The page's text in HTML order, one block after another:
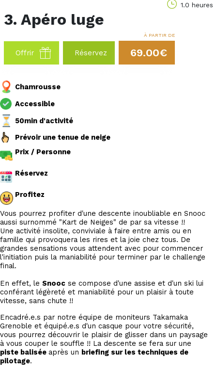
1.0 heures
3. Apéro luge
Offrir Réservez
À PARTIR DE
69.00€
Chamrousse
Accessible
50min d'activité
Prévoir une tenue de neige
Prix / Personne
Réservez
Profitez
Vous pourrez profiter d'une descente inoubliable en Snooc
aussi surnommé "Kart de Neiges" de par sa vitesse !!
Une activité insolite, conviviale à faire entre amis ou en
famille qui provoquera les rires et la joie chez tous. De
grandes sensations vous attendent avec pour commencer
l'initiation puis la maniabilité pour terminer par le challenge
final.
En effet, le Snooc se compose d'une assise et d'un ski lui
conférant légèreté et maniabilité pour un plaisir à toute
vitesse, sans chute !!
Encadré.e.s par notre équipe de moniteurs Takamaka
Grenoble et équipé.e.s d'un casque pour votre sécurité,
vous pourrez découvrir le plaisir de glisser dans un paysage
à vous couper le souffle !! La descente se fera sur une
piste balisée après un briefing sur les techniques de
pilotage.